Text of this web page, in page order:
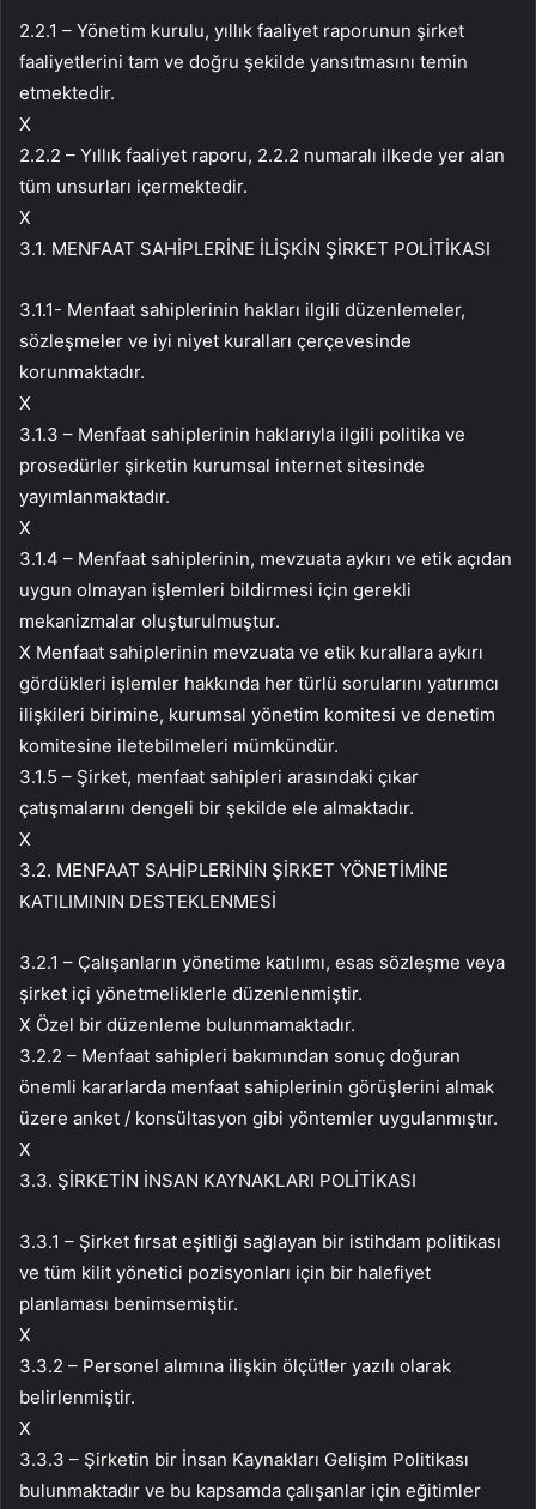
2.2.1 – Yönetim kurulu, yıllık faaliyet raporunun şirket
faaliyetlerini tam ve doğru şekilde yansıtmasını temin
etmektedir.
X
2.2.2 – Yıllık faaliyet raporu, 2.2.2 numaralı ilkede yer alan
tüm unsurları içermektedir.
X
3.1. MENFAAT SAHİPLERİNE İLİŞKİN ŞİRKET POLİTİKASI
3.1.1- Menfaat sahiplerinin hakları ilgili düzenlemeler,
sözleşmeler ve iyi niyet kuralları çerçevesinde
korunmaktadır.
X
3.1.3 – Menfaat sahiplerinin haklarıyla ilgili politika ve
prosedürler şirketin kurumsal internet sitesinde
yayımlanmaktadır.
X
3.1.4 – Menfaat sahiplerinin, mevzuata aykırı ve etik açıdan
uygun olmayan işlemleri bildirmesi için gerekli
mekanizmalar oluşturulmuştur.
X Menfaat sahiplerinin mevzuata ve etik kurallara aykırı
gördükleri işlemler hakkında her türlü sorularını yatırımcı
ilişkileri birimine, kurumsal yönetim komitesi ve denetim
komitesine iletebilmeleri mümkündür.
3.1.5 – Şirket, menfaat sahipleri arasındaki çıkar
çatışmalarını dengeli bir şekilde ele almaktadır.
X
3.2. MENFAAT SAHİPLERİNİN ŞİRKET YÖNETİMİNE
KATILIMININ DESTEKLENMESİ
3.2.1 – Çalışanların yönetime katılımı, esas sözleşme veya
şirket içi yönetmeliklerle düzenlenmiştir.
X Özel bir düzenleme bulunmamaktadır.
3.2.2 – Menfaat sahipleri bakımından sonuç doğuran
önemli kararlarda menfaat sahiplerinin görüşlerini almak
üzere anket / konsültasyon gibi yöntemler uygulanmıştır.
X
3.3. ŞİRKETİN İNSAN KAYNAKLARI POLİTİKASI
3.3.1 – Şirket fırsat eşitliği sağlayan bir istihdam politikası
ve tüm kilit yönetici pozisyonları için bir halefiyet
planlaması benimsemiştir.
X
3.3.2 – Personel alımına ilişkin ölçütler yazılı olarak
belirlenmiştir.
X
3.3.3 – Şirketin bir İnsan Kaynakları Gelişim Politikası
bulunmaktadır ve bu kapsamda çalışanlar için eğitimler